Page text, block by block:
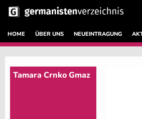
HOME ÜBER UNS NEUEINTRAGUNG
Tamara Crnko Gmaz